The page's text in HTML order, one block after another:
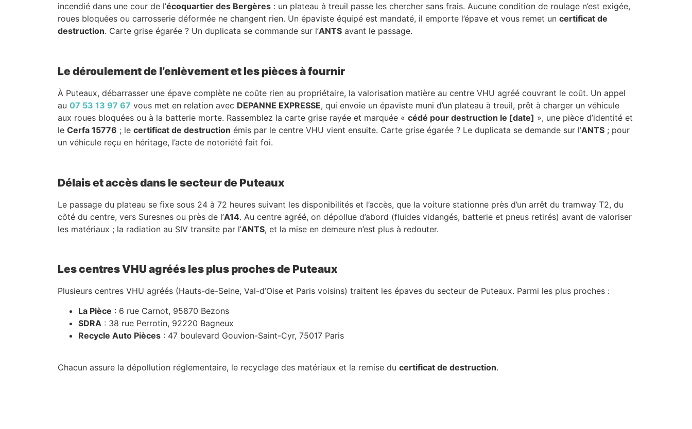
incendié dans une cour de l’écoquartier des Bergères : un plateau à treuil passe les chercher sans frais. Aucune condition de roulage n’est exigée,
roues bloquées ou carrosserie déformée ne changent rien. Un épaviste équipé est mandaté, il emporte l’épave et vous remet un certificat de
destruction. Carte grise égarée ? Un duplicata se commande sur l’ANTS avant le passage.
Le déroulement de l’enlèvement et les pièces à fournir
À Puteaux, débarrasser une épave complète ne coûte rien au propriétaire, la valorisation matière au centre VHU agréé couvrant le coût. Un appel
au 07 53 13 97 67 vous met en relation avec DEPANNE EXPRESSE, qui envoie un épaviste muni d’un plateau à treuil, prêt à charger un véhicule
aux roues bloquées ou à la batterie morte. Rassemblez la carte grise rayée et marquée « cédé pour destruction le [date] », une pièce d’identité et
le Cerfa 15776 ; le certificat de destruction émis par le centre VHU vient ensuite. Carte grise égarée ? Le duplicata se demande sur l’ANTS ; pour
un véhicule reçu en héritage, l’acte de notoriété fait foi.
Délais et accès dans le secteur de Puteaux
Le passage du plateau se fixe sous 24 à 72 heures suivant les disponibilités et l’accès, que la voiture stationne près d’un arrêt du tramway T2, du
côté du centre, vers Suresnes ou près de l’A14. Au centre agréé, on dépollue d’abord (fluides vidangés, batterie et pneus retirés) avant de valoriser
les matériaux ; la radiation au SIV transite par l’ANTS, et la mise en demeure n’est plus à redouter.
Les centres VHU agréés les plus proches de Puteaux
Plusieurs centres VHU agréés (Hauts-de-Seine, Val-d’Oise et Paris voisins) traitent les épaves du secteur de Puteaux. Parmi les plus proches :
La Pièce : 6 rue Carnot, 95870 Bezons
SDRA : 38 rue Perrotin, 92220 Bagneux
Recycle Auto Pièces : 47 boulevard Gouvion-Saint-Cyr, 75017 Paris
Chacun assure la dépollution réglementaire, le recyclage des matériaux et la remise du certificat de destruction.